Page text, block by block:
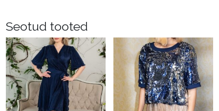
mitu
varianti.
Valikuid
saab
teha
tootelehel.
Seotud tooted